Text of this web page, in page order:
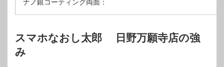
ナノ銀コーティング両面：
スマホなおし太郎 日野万願寺店の強
み